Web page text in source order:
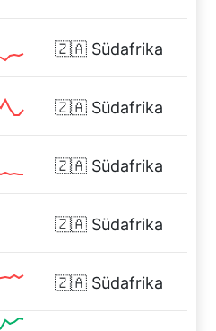
🇿🇦 Südafrika
🇿🇦 Südafrika
🇿🇦 Südafrika
🇿🇦 Südafrika
🇿🇦 Südafrika